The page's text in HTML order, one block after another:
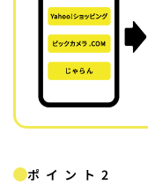
ポイント2